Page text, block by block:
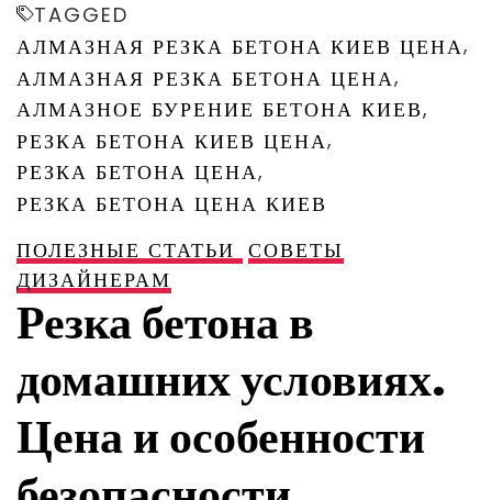
TAGGED
АЛМАЗНАЯ РЕЗКА БЕТОНА КИЕВ ЦЕНА,
АЛМАЗНАЯ РЕЗКА БЕТОНА ЦЕНА,
АЛМАЗНОЕ БУРЕНИЕ БЕТОНА КИЕВ,
РЕЗКА БЕТОНА КИЕВ ЦЕНА,
РЕЗКА БЕТОНА ЦЕНА,
РЕЗКА БЕТОНА ЦЕНА КИЕВ
ПОЛЕЗНЫЕ СТАТЬИ СОВЕТЫ
ДИЗАЙНЕРАМ
Резка бетона в
домашних условиях.
Цена и особенности